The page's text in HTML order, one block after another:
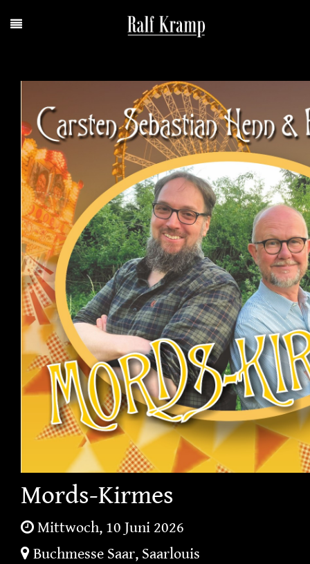
Mords-Kirmes
Mittwoch, 10 Juni 2026
Buchmesse Saar, Saarlouis